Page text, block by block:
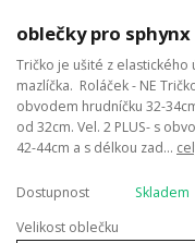
oblečky pro sphynx
Tričko je ušité z
mazlíčka. Roláček - NE
obvodem hrudníčku 32-
od 32cm. Vel. 2 PLUS- s
42-44cm a s délkou zad...
Dostupnost
Skladem
Velikost oblečku